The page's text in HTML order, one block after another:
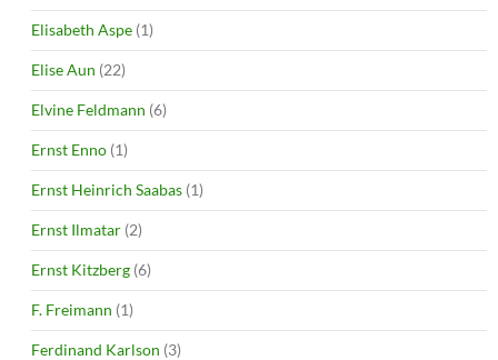
Elisabeth Aspe (1)
Elise Aun (22)
Elvine Feldmann (6)
Ernst Enno (1)
Ernst Heinrich Saabas (1)
Ernst Ilmatar (2)
Ernst Kitzberg (6)
F. Freimann (1)
Ferdinand Karlson (3)